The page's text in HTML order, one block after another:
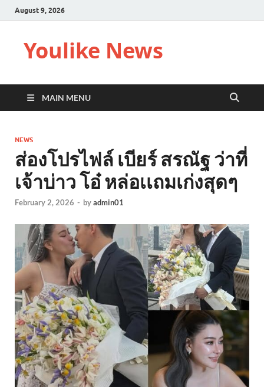
August 9, 2026
Youlike News
MAIN MENU
NEWS
ส่องโปรไฟล์ เบียร์ สรณัฐ ว่าที่
เจ้าบ่าว โอ๋ หล่อเเถมเก่งสุดๆ
February 2, 2026 - byadmin01